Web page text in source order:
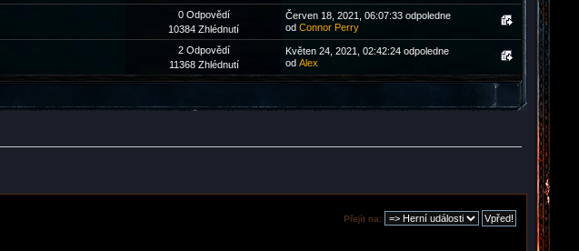
0 Odpovědí
10384 Zhlédnutí
Červen 18, 2021, 06:07:33 odpoledne
od Connor Perry
2 Odpovědí
11368 Zhlédnutí
Květen 24, 2021, 02:42:24 odpoledne
od Аlex
Přejít na: